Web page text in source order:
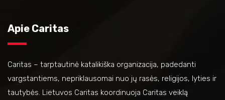
Apie Caritas
Caritas – tarptautinė katalikiška organizacija, padedanti
vargstantiems, nepriklausomai nuo jų rasės, religijos, lyties ir
tautybės. Lietuvos Caritas koordinuoja Caritas veiklą